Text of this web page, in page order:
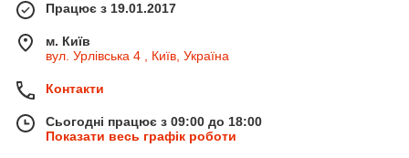
Працює з 19.01.2017
м. Київ
вул. Урлівська 4 , Київ, Україна
Контакти
Сьогодні працює з 09:00 до 18:00
Показати весь графік роботи